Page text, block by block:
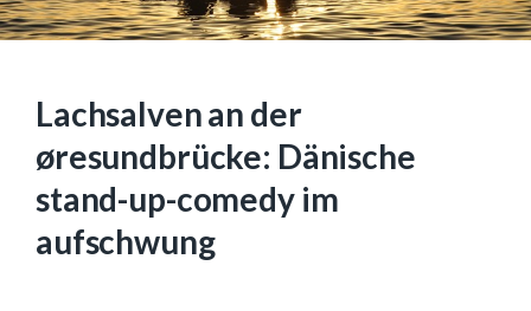
Lachsalven an der
øresundbrücke: Dänische
stand-up-comedy im
aufschwung